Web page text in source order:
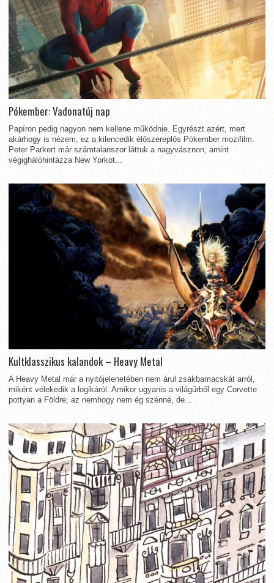
Pókember: Vadonatúj nap
Papíron pedig nagyon nem kellene működnie. Egyrészt azért, mert
akárhogy is nézem, ez a kilencedik élőszereplős Pókember mozifilm.
Peter Parkert már számtalanszor láttuk a nagyvásznon, amint
végighálóhintázza New Yorkot...
Kultklasszikus kalandok – Heavy Metal
A Heavy Metal már a nyitójelenetében nem árul zsákbamacskát arról,
miként vélekedik a logikáról. Amikor ugyanis a világűrből egy Corvette
pottyan a Földre, az nemhogy nem ég szénné, de...